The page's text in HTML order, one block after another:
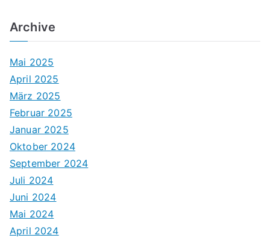
Archive
Mai 2025
April 2025
März 2025
Februar 2025
Januar 2025
Oktober 2024
September 2024
Juli 2024
Juni 2024
Mai 2024
April 2024